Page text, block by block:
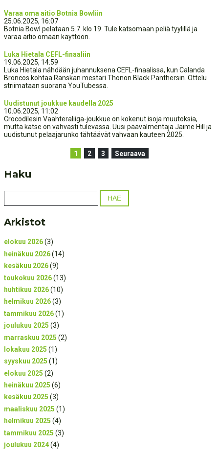
Varaa oma aitio Botnia Bowliin
25.06.2025, 16:07
Botnia Bowl pelataan 5.7. klo 19. Tule katsomaan peliä tyylillä ja
varaa aitio omaan käyttöön.
Luka Hietala CEFL-finaaliin
19.06.2025, 14:59
Luka Hietala nähdään juhannuksena CEFL-finaalissa, kun Calanda
Broncos kohtaa Ranskan mestari Thonon Black Panthersin. Ottelu
striimataan suorana YouTubessa.
Uudistunut joukkue kaudella 2025
10.06.2025, 11:02
Crocodilesin Vaahteraliiga-joukkue on kokenut isoja muutoksia,
mutta katse on vahvasti tulevassa. Uusi päävalmentaja Jaime Hill ja
uudistunut pelaajarunko tähtäävät vahvaan kauteen 2025.
1 2 3 Seuraava
Haku
Arkistot
elokuu 2026(3)
heinäkuu 2026(14)
kesäkuu 2026(9)
toukokuu 2026(13)
huhtikuu 2026(10)
helmikuu 2026(3)
tammikuu 2026(1)
joulukuu 2025 (3)
marraskuu 2025 (2)
lokakuu 2025 (1)
syyskuu 2025 (1)
elokuu 2025 (2)
heinäkuu 2025 (6)
kesäkuu 2025 (3)
maaliskuu 2025 (1)
helmikuu 2025 (4)
tammikuu 2025 (3)
joulukuu 2024(4)